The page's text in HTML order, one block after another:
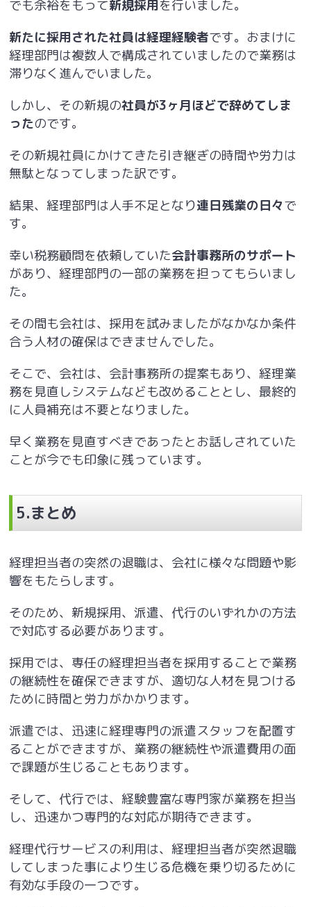
でも余裕をもって新規採用を行いました。
新たに採用された社員は経理経験者です。おまけに
経理部門は複数人で構成されていましたので業務は
滞りなく進んでいました。
しかし、その新規の社員が3ヶ月ほどで辞めてしま
ったのです。
その新規社員にかけてきた引き継ぎの時間や労力は
無駄となってしまった訳です。
結果、経理部門は人手不足となり連日残業の日々で
す。
幸い税務顧問を依頼していた会計事務所のサポート
があり、経理部門の一部の業務を担ってもらいまし
た。
その間も会社は、採用を試みましたがなかなか条件
合う人材の確保はできませんでした。
そこで、会社は、会計事務所の提案もあり、経理業
務を見直しシステムなども改めることとし、最終的
に人員補充は不要となりました。
早く業務を見直すべきであったとお話しされていた
ことが今でも印象に残っています。
5.まとめ
経理担当者の突然の退職は、会社に様々な問題や影
響をもたらします。
そのため、新規採用、派遣、代行のいずれかの方法
で対応する必要があります。
採用では、専任の経理担当者を採用することで業務
の継続性を確保できますが、適切な人材を見つける
ために時間と労力がかかります。
派遣では、迅速に経理専門の派遣スタッフを配置す
ることができますが、業務の継続性や派遣費用の面
で課題が生じることもあります。
そして、代行では、経験豊富な専門家が業務を担当
し、迅速かつ専門的な対応が期待できます。
経理代行サービスの利用は、経理担当者が突然退職
してしまった事により生じる危機を乗り切るために
有効な手段の一つです。